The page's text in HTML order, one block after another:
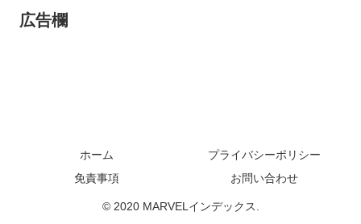
広告欄
ホーム
プライバシーポリシー
免責事項
お問い合わせ
© 2020 MARVELインデックス.